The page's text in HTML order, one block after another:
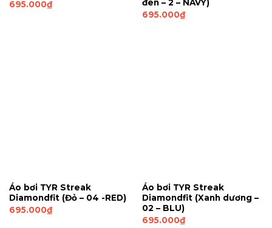
695.000₫
đen – 2 – NAVY)
695.000₫
Áo bơi TYR Streak
Diamondfit (Đỏ – 04 -RED)
695.000₫
Áo bơi TYR Streak
Diamondfit (Xanh dương –
02 – BLU)
695.000₫